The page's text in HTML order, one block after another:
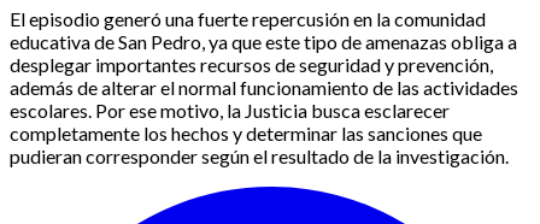
El episodio generó una fuerte repercusión en la comunidad
educativa de San Pedro, ya que este tipo de amenazas obliga a
desplegar importantes recursos de seguridad y prevención,
además de alterar el normal funcionamiento de las actividades
escolares. Por ese motivo, la Justicia busca esclarecer
completamente los hechos y determinar las sanciones que
pudieran corresponder según el resultado de la investigación.